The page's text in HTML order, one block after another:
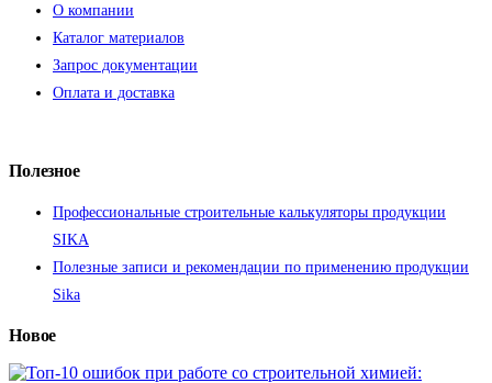
О компании
Каталог материалов
Запрос документации
Оплата и доставка
Полезное
Профессиональные строительные калькуляторы продукции
SIKA
Полезные записи и рекомендации по применению продукции
Sika
Новое